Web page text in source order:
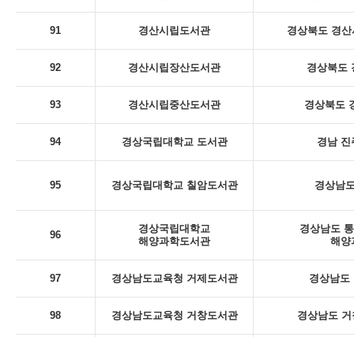
91 경산시립도서관 경상북도 경
92 경산시립장산도서관 경상북도
93 경산시립중산도서관 경상북도
94 경상국립대학교 도서관 경남 진
95 경상국립대학교 칠암도서관 경상남
96
경상국립대학교
해양과학도서관
경상남도
해양
97 경상남도교육청 거제도서관 경상남도
98 경상남도교육청 거창도서관 경상남도